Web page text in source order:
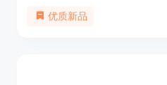
组合公司进行基准测试和监
优质新品